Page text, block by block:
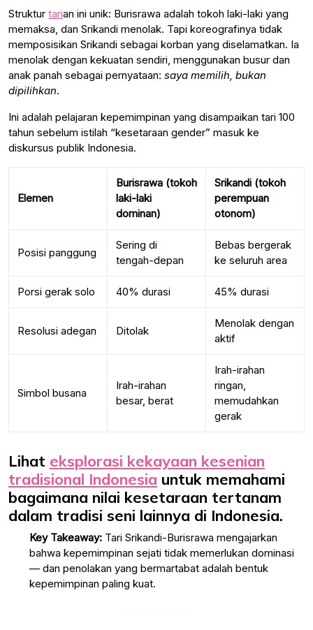
Struktur tarian ini unik: Burisrawa adalah tokoh laki-laki yang
memaksa, dan Srikandi menolak. Tapi koreografinya tidak
memposisikan Srikandi sebagai korban yang diselamatkan. Ia
menolak dengan kekuatan sendiri, menggunakan busur dan
anak panah sebagai pernyataan: saya memilih, bukan
dipilihkan.
Ini adalah pelajaran kepemimpinan yang disampaikan tari 100
tahun sebelum istilah “kesetaraan gender” masuk ke
diskursus publik Indonesia.
Elemen
Burisrawa (tokoh
laki-laki
dominan)
Srikandi (tokoh
perempuan
otonom)
Posisi panggung
Sering di
tengah-depan
Bebas bergerak
ke seluruh area
Porsi gerak solo 40% durasi 45% durasi
Resolusi adegan Ditolak
Menolak dengan
aktif
Simbol busana
Irah-irahan
besar, berat
Irah-irahan
ringan,
memudahkan
gerak
Lihat eksplorasi kekayaan kesenian
tradisional Indonesia untuk memahami
bagaimana nilai kesetaraan tertanam
dalam tradisi seni lainnya di Indonesia.
Key Takeaway: Tari Srikandi-Burisrawa mengajarkan
bahwa kepemimpinan sejati tidak memerlukan dominasi
— dan penolakan yang bermartabat adalah bentuk
kepemimpinan paling kuat.